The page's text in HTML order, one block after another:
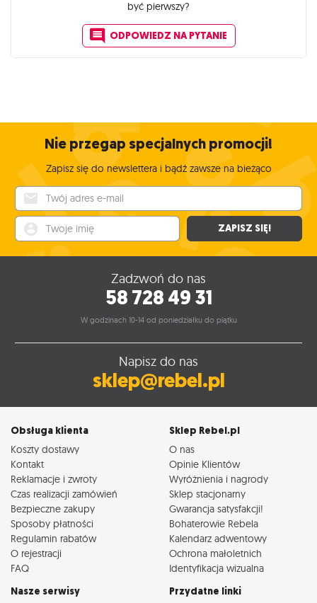
być pierwszy?
ODPOWIEDZ NA PYTANIE
Nie przegap specjalnych promocji!
Zapisz się do newslettera i bądź zawsze na bieżąco
ZAPISZ SIĘ!
Zadzwoń do nas
58 728 49 31
W godzinach 10-14 od poniedziałku do piątku
Napisz do nas
sklep@rebel.pl
Obsługa klienta
Koszty dostawy
Kontakt
Reklamacje i zwroty
Czas realizacji zamówień
Bezpieczne zakupy
Sposoby płatności
Regulamin rabatów
O rejestracji
FAQ
Sklep Rebel.pl
O nas
Opinie Klientów
Wyróżnienia i nagrody
Sklep stacjonarny
Gwarancja satysfakcji!
Bohaterowie Rebela
Kalendarz adwentowy
Ochrona małoletnich
Identyfikacja wizualna
Nasze serwisy Przydatne linki